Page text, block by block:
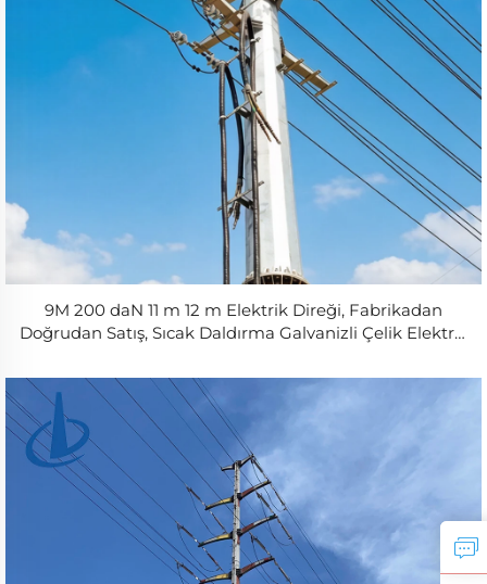
9M 200 daN 11 m 12 m Elektrik Direği, Fabrikadan
Doğrudan Satış, Sıcak Daldırma Galvanizli Çelik Elektrik